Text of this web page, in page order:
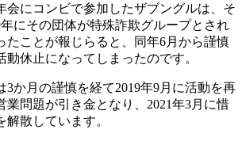
会にコンビで参加したザブングルは、そ
にその団体が特殊詐欺グループとされ
たことが報じらると、同年6月から謹慎
休止になってしまったのです。
3か月の謹慎を経て2019年9月に活動を再
業問題が引き金となり、2021年3月に惜
解散しています。